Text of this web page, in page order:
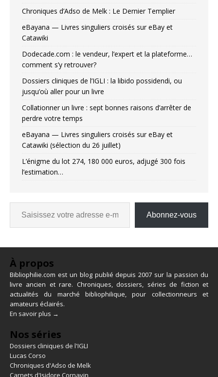
Chroniques d’Adso de Melk : Le Dernier Templier
eBayana — Livres singuliers croisés sur eBay et
Catawiki
Dodecade.com : le vendeur, l’expert et la plateforme…
comment s’y retrouver?
Dossiers cliniques de l’IGLI : la libido possidendi, ou
jusqu’où aller pour un livre
Collationner un livre : sept bonnes raisons d’arrêter de
perdre votre temps
eBayana — Livres singuliers croisés sur eBay et
Catawiki (sélection du 26 juillet)
L’énigme du lot 274, 180 000 euros, adjugé 300 fois
l’estimation…
Abonnez-vous
À propos
Bibliophilie.com est un blog publié depuis 2007 sur la passion du
livre ancien et rare. Chroniques, dossiers, séries de fiction et
actualités du marché bibliophilique, pour collectionneurs et
amateurs éclairés.
En savoir plus →
Nos séries
Dossiers cliniques de l'IGLI
Lucas Corso
Chroniques d'Adso de Melk
Carnets d'Isidore Cornavin